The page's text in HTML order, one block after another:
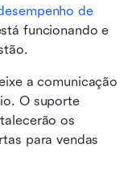
de
funcionando e
a comunicação
O suporte
os
para vendas